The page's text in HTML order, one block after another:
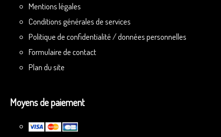
Mentions légales
Conditions générales de services
Politique de confidentialité / données personnelles
Formulaire de contact
Plan du site
Moyens de paiement